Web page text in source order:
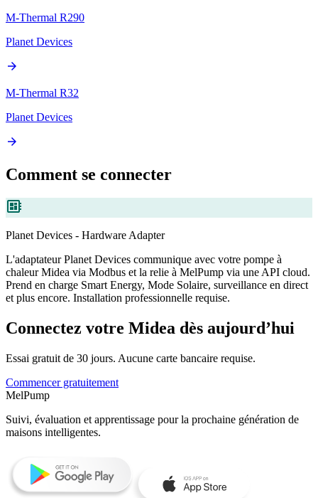
M-Thermal R290
Planet Devices
arrow_forward
M-Thermal R32
Planet Devices
arrow_forward
Comment se connecter
developer_board
Planet Devices - Hardware Adapter
L'adaptateur Planet Devices communique avec votre pompe à
chaleur Midea via Modbus et la relie à MelPump via une API cloud.
Prend en charge Smart Energy, Mode Solaire, surveillance en direct
et plus encore. Installation professionnelle requise.
Connectez votre Midea dès aujourd’hui
Essai gratuit de 30 jours. Aucune carte bancaire requise.
Commencer gratuitement
MelPump
Suivi, évaluation et apprentissage pour la prochaine génération de
maisons intelligentes.